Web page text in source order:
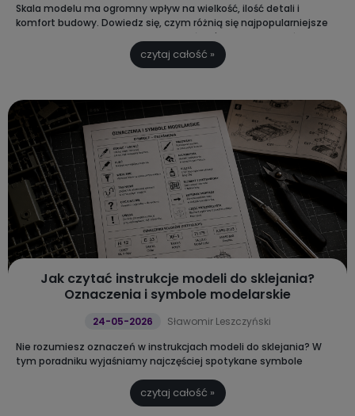
Skala modelu ma ogromny wpływ na wielkość, ilość detali i
komfort budowy. Dowiedz się, czym różnią się najpopularniejsze
skale 1:72, 1:48, 1:35 i 1:24 oraz sprawdź, którą warto wybrać na
początek przygody z modelarstwem.
czytaj całość »
Jak czytać instrukcje modeli do sklejania?
Oznaczenia i symbole modelarskie
24-05-2026
Sławomir Leszczyński
Nie rozumiesz oznaczeń w instrukcjach modeli do sklejania? W
tym poradniku wyjaśniamy najczęściej spotykane symbole
Dodatkowo przygotowaliśmy praktyczną ściągę PDF do pobrania i
czytaj całość »